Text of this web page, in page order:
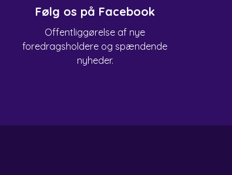
Følg os på Facebook
Offentliggørelse af nye
foredragsholdere og spændende
nyheder.